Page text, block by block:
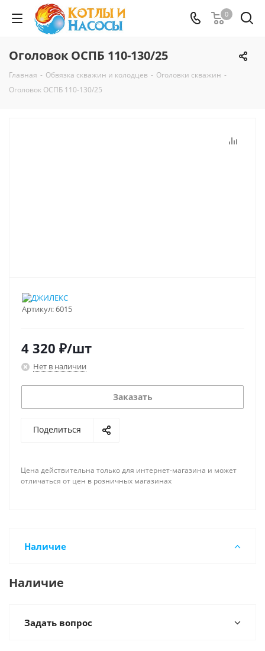
0
Оголовок ОСПБ 110-130/25
Главная - Обвязка скважин и колодцев - Оголовки скважин -
Оголовок ОСПБ 110-130/25
Артикул:6015
4 320 ₽/шт
Нет в наличии
Заказать
Поделиться
Цена действительна только для интернет-магазина и может
отличаться от цен в розничных магазинах
Наличие
Наличие
Задать вопрос